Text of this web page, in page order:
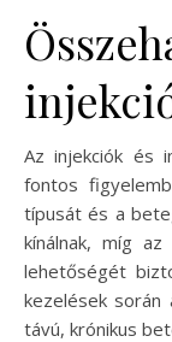
Az injekciók és
fontos
típusát és a
kínálnak, míg
lehetőségét
kezelések során
távú, krónikus